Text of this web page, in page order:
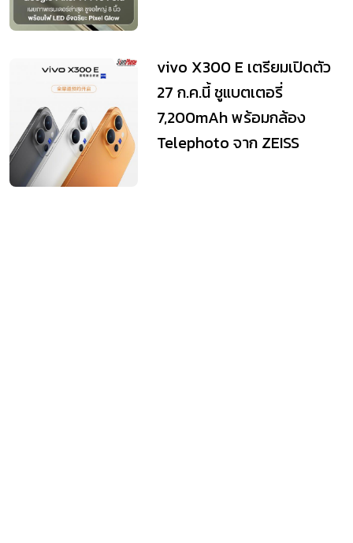
vivo X300 E เตรียมเปิดตัว
27 ก.ค.นี้ ชูแบตเตอรี่
7,200mAh พร้อมกล้อง
Telephoto จาก ZEISS